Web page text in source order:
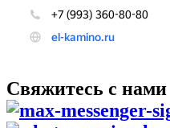
Свяжитесь с нами